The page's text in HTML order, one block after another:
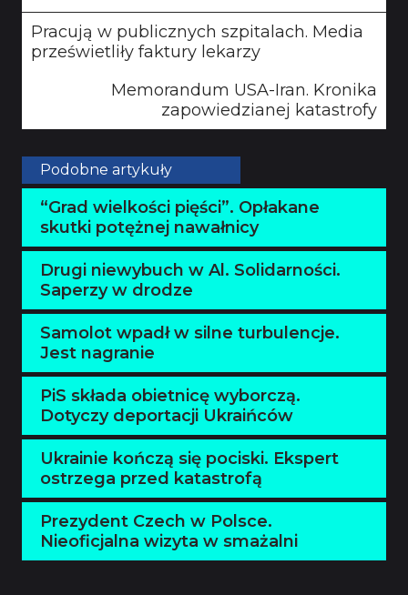
Pracują w publicznych szpitalach. Media
prześwietliły faktury lekarzy
Memorandum USA-Iran. Kronika
zapowiedzianej katastrofy
Podobne artykuły
“Grad wielkości pięści”. Opłakane
skutki potężnej nawałnicy
Drugi niewybuch w Al. Solidarności.
Saperzy w drodze
Samolot wpadł w silne turbulencje.
Jest nagranie
PiS składa obietnicę wyborczą.
Dotyczy deportacji Ukraińców
Ukrainie kończą się pociski. Ekspert
ostrzega przed katastrofą
Prezydent Czech w Polsce.
Nieoficjalna wizyta w smażalni